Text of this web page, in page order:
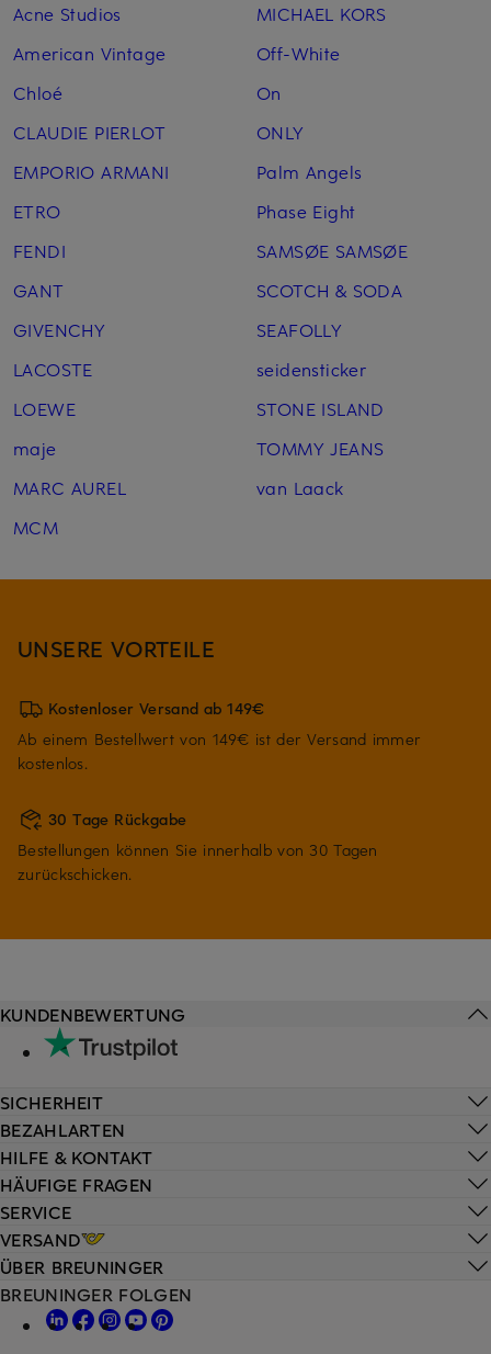
Acne Studios
American Vintage
Chloé
CLAUDIE PIERLOT
EMPORIO ARMANI
ETRO
FENDI
GANT
GIVENCHY
LACOSTE
LOEWE
maje
MARC AUREL
MCM
MICHAEL KORS
Off-White
On
ONLY
Palm Angels
Phase Eight
SAMSØE SAMSØE
SCOTCH & SODA
SEAFOLLY
seidensticker
STONE ISLAND
TOMMY JEANS
van Laack
UNSERE VORTEILE
Kostenloser Versand ab 149€
Ab einem Bestellwert von 149€ ist der Versand immer
kostenlos.
30 Tage Rückgabe
Bestellungen können Sie innerhalb von 30 Tagen
zurückschicken.
HILFE & KONTAKT
HÄUFIGE FRAGEN
SERVICE
VERSAND
KUNDENBEWERTUNG
SICHERHEIT
BEZAHLARTEN
ÜBER BREUNINGER
BREUNINGER FOLGEN